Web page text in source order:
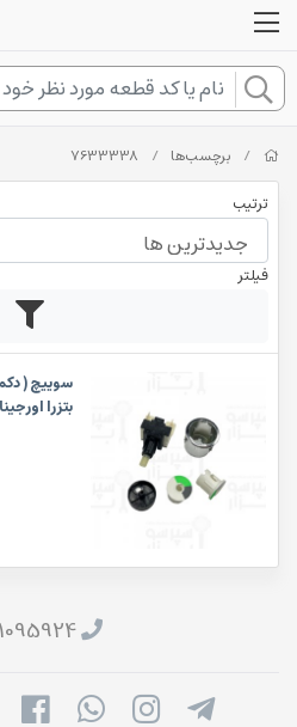
/ برچسب‌ها /
7633338
ترتیب
فیلتر
سوییچ (
بتزرا